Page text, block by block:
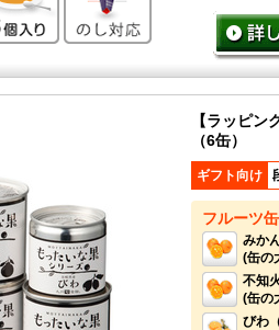
【ラッピン
（6缶）
ギフト向け
フルーツ
みか
(缶の
不知
(缶の
びわ